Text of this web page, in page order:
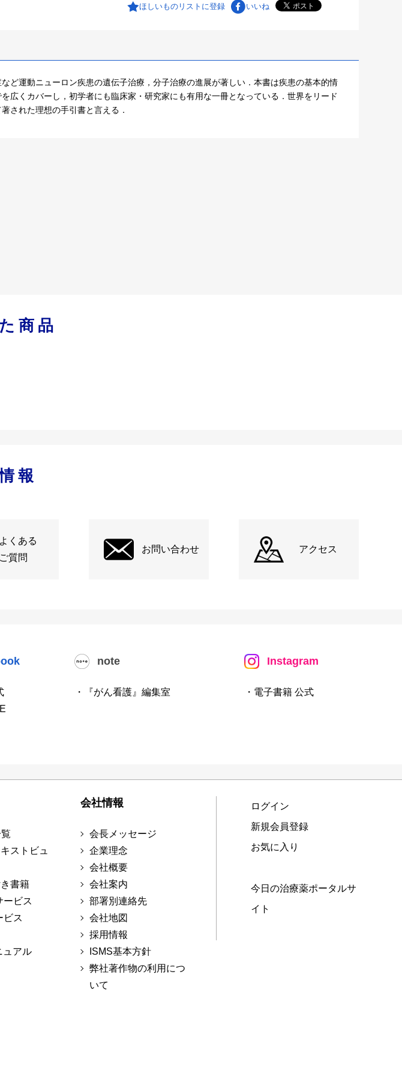
ほしいものリストに登録 いいね
ど運動ニューロン疾患の遺伝子治療，分子治療の進展が著しい．本書は疾患の基本的情
広くカバーし，初学者にも臨床家・研究家にも有用な一冊となっている．世界をリード
された理想の手引書と言える．
商品
報
よくある
ご質問
お問い合わせ アクセス
note
・『がん看護』編集室
Instagram
・電子書籍 公式
ストビュ
書籍
ービス
ビス
ュアル
会社情報
会長メッセージ
企業理念
会社概要
会社案内
部署別連絡先
会社地図
採用情報
ISMS基本方針
弊社著作物の利用につ
いて
ログイン
新規会員登録
お気に入り
今日の治療薬ポータルサ
イト